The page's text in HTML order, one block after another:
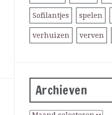
Sofilantjes spelen
verhuizen verven
Archieven